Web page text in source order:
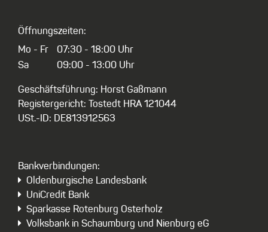
Öffnungszeiten:
Mo - Fr
Sa
07:30 - 18:00 Uhr
09:00 - 13:00 Uhr
Geschäftsführung: Horst Gaßmann
Registergericht: Tostedt HRA 121044
USt.-ID: DE813912563
Bankverbindungen:
Oldenburgische Landesbank
UniCredit Bank
Sparkasse Rotenburg Osterholz
Volksbank in Schaumburg und Nienburg eG